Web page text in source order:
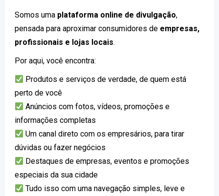
Somos uma plataforma online de divulgação,
pensada para aproximar consumidores de empresas,
profissionais e lojas locais.
Por aqui, você encontra:
Produtos e serviços de verdade, de quem está
perto de você
Anúncios com fotos, vídeos, promoções e
informações completas
Um canal direto com os empresários, para tirar
dúvidas ou fazer negócios
Destaques de empresas, eventos e promoções
especiais da sua cidade
Tudo isso com uma navegação simples, leve e